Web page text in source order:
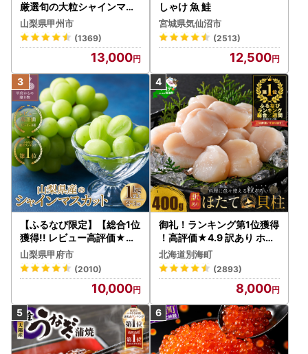
厳選旬の大粒シャインマス
カット 約1.3kg 2～3房【2
026年発送】（MG）B12-
472 FN-Limited-VO シャ
インマスカット フルーツ
山梨県甲州市
(1369)
13,000
しゃけ 魚 鮭
宮城県気仙沼市
(2513)
12,500
【ふるなび限定】【総合1位
獲得!! レビュー高評価★】
〈2026年度配送分〉山梨
県産 シャインマスカット 2
～3房（1.0kg以上）シャイ
ン フルーツ FN-Limited-S
P
山梨県甲府市
(2010)
10,000
御礼！ランキング第1位獲得
！高評価★4.9 訳あり ホタ
テ 400g（ほたて 帆立 貝柱
冷凍 ）
北海道別海町
(2893)
8,000